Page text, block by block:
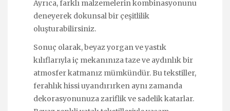
Ayrıca, farklı malzemelerin kombinasyonunu
deneyerek dokunsal bir çeşitlilik
oluşturabilirsiniz.
Sonuç olarak, beyaz yorgan ve yastık
kılıflarıyla iç mekanınıza taze ve aydınlık bir
atmosfer katmanız mümkündür. Bu tekstiller,
ferahlık hissi uyandırırken aynı zamanda
dekorasyonunuza zariflik ve sadelik katarlar.